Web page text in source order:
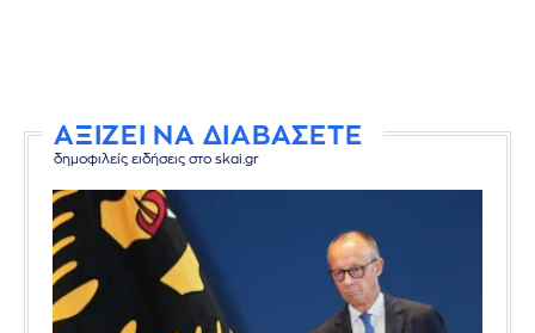
ΑΞΙΖΕΙ ΝΑ ΔΙΑΒΑΣΕΤΕ
δημοφιλείς ειδήσεις στο skai.gr